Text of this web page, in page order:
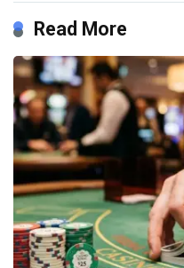
Read More